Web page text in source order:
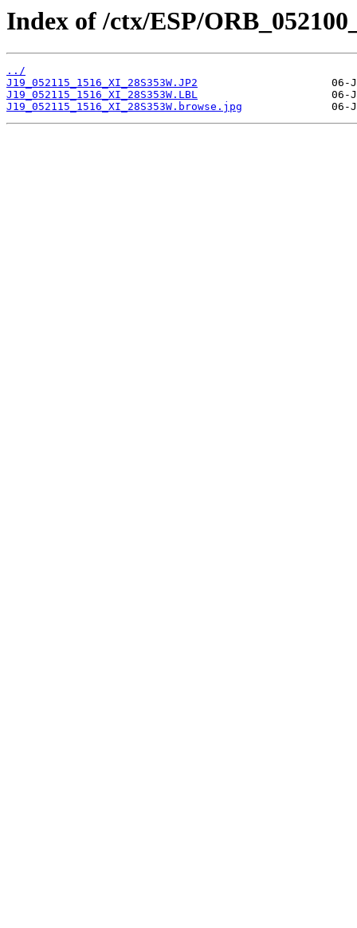
Index of /ctx/ESP/
../
J19_052115_1516_XI_28S353W.JP2
J19_052115_1516_XI_28S353W.LBL
J19_052115_1516_XI_28S353W.browse.jpg